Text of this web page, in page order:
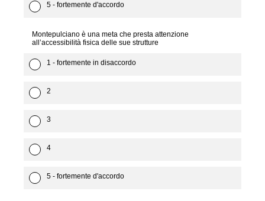
5 - fortemente d'accordo
Montepulciano è una meta che presta attenzione
all’accessibilità fisica delle sue strutture
1 - fortemente in disaccordo
2
3
4
5 - fortemente d'accordo